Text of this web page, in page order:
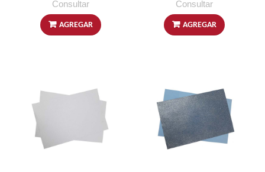
Consultar
AGREGAR
Consultar
AGREGAR